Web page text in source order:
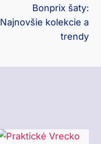
Bonprix šaty:
Najnovšie kolekcie a
trendy